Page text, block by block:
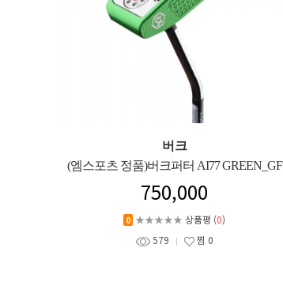
버크
(엠스포츠 정품)버크퍼터 AI77 GREEN_GF
750,000
0 ★★★★★ 상품평 (0)
579
찜 0